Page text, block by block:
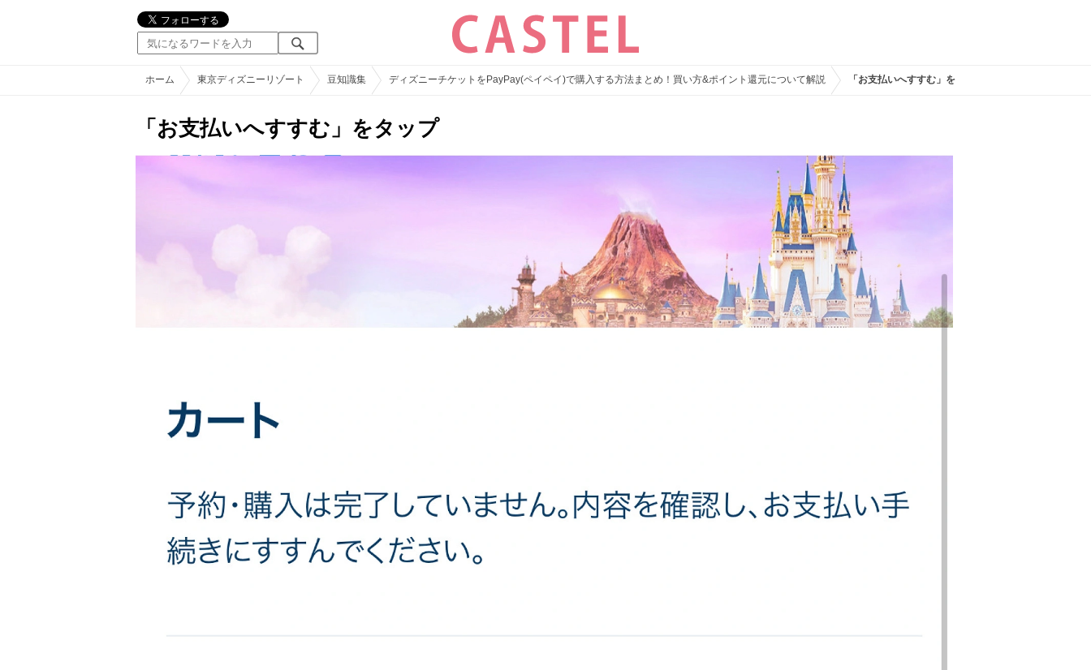
ホーム 東京ディズニーリゾート 豆知識集 ディズニーチケットをPayPay(ペイペイ)で購入する方法まとめ！買い方&ポイント還元について解説 「お支払いへすすむ」をタップ
「お支払いへすすむ」をタップ